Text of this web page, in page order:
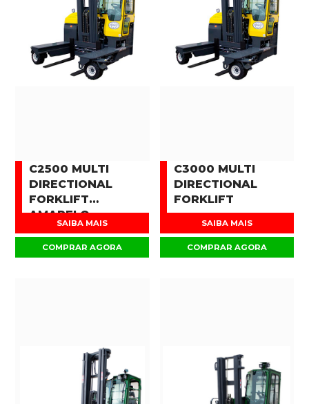
C2500 MULTI
DIRECTIONAL
FORKLIFT
AMARELO
SAIBA MAIS
COMPRAR AGORA
C3000 MULTI
DIRECTIONAL
FORKLIFT
SAIBA MAIS
COMPRAR AGORA